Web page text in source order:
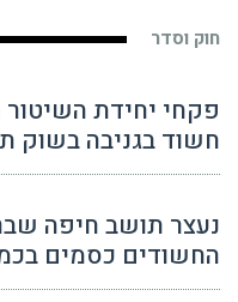
חוק וסדר
פקחי יחידת השיטור
חשוד בגניבה בשוק
נעצר תושב חיפה
החשודים כסמים